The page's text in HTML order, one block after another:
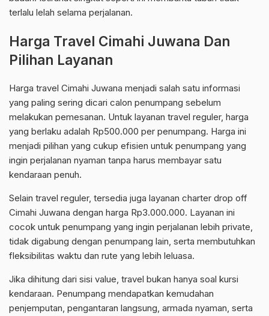
terlalu lelah selama perjalanan.
Harga Travel Cimahi Juwana Dan
Pilihan Layanan
Harga travel Cimahi Juwana menjadi salah satu informasi
yang paling sering dicari calon penumpang sebelum
melakukan pemesanan. Untuk layanan travel reguler, harga
yang berlaku adalah Rp500.000 per penumpang. Harga ini
menjadi pilihan yang cukup efisien untuk penumpang yang
ingin perjalanan nyaman tanpa harus membayar satu
kendaraan penuh.
Selain travel reguler, tersedia juga layanan charter drop off
Cimahi Juwana dengan harga Rp3.000.000. Layanan ini
cocok untuk penumpang yang ingin perjalanan lebih private,
tidak digabung dengan penumpang lain, serta membutuhkan
fleksibilitas waktu dan rute yang lebih leluasa.
Jika dihitung dari sisi value, travel bukan hanya soal kursi
kendaraan. Penumpang mendapatkan kemudahan
penjemputan, pengantaran langsung, armada nyaman, serta